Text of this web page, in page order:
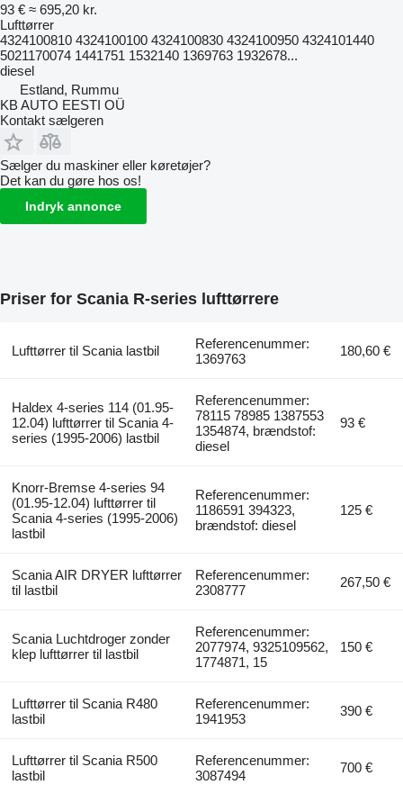
93 € ≈ 695,20 kr.
Lufttørrer
4324100810 4324100100 4324100830 4324100950 4324101440
5021170074 1441751 1532140 1369763 1932678...
diesel
Estland, Rummu
KB AUTO EESTI OÜ
Kontakt sælgeren
Sælger du maskiner eller køretøjer?
Det kan du gøre hos os!
Indryk annonce
Priser for Scania R-series lufttørrere
Lufttørrer til Scania lastbil
Referencenummer:
1369763
180,60 €
Haldex 4-series 114 (01.95-
12.04) lufttørrer til Scania 4-
series (1995-2006) lastbil
Referencenummer:
78115 78985 1387553
1354874, brændstof:
diesel
93 €
Knorr-Bremse 4-series 94
(01.95-12.04) lufttørrer til
Scania 4-series (1995-2006)
lastbil
Referencenummer:
1186591 394323,
brændstof: diesel
125 €
Scania AIR DRYER lufttørrer
til lastbil
Referencenummer:
2308777
267,50 €
Scania Luchtdroger zonder
klep lufttørrer til lastbil
Referencenummer:
2077974, 9325109562,
1774871, 15
150 €
Lufttørrer til Scania R480
lastbil
Referencenummer:
1941953
390 €
Lufttørrer til Scania R500
lastbil
Referencenummer:
3087494
700 €